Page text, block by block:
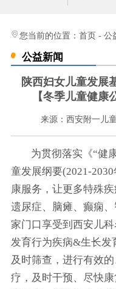
光影纪实
健康科普
联系我们
您当前的位置： 首页 - 公
公益新闻
陕西妇女儿童发展
【冬季儿童健
来源：西安附一儿
为贯彻落实《“健
童发展纲要(2021-
康服务，让更多特殊
遗尿症、脑瘫、癫痫
家门口享受到西安儿
发育行为疾病&生长发
及时筛查，进行有效
疗，及时干预、尽快